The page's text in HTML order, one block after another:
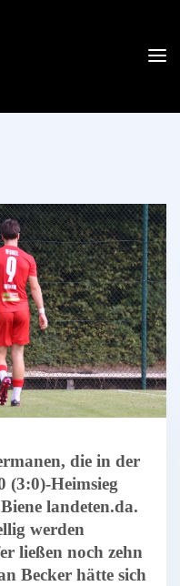
die in der
(3:0)-Heimsieg
landeten.da.
werden
ließen noch zehn
Becker hätte sich